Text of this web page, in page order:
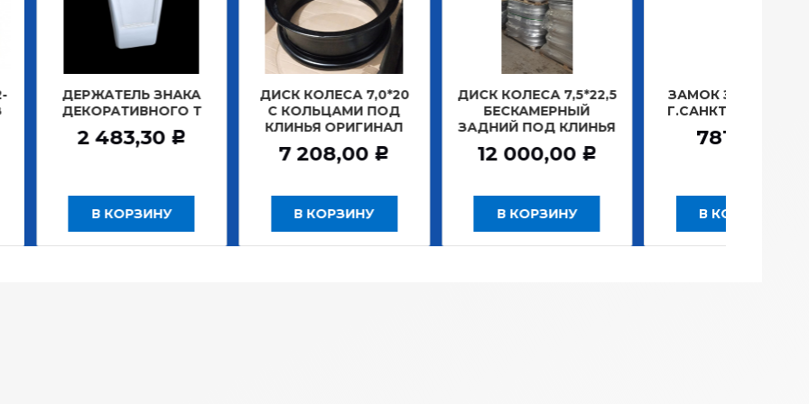
ЗНАКА
Т
Р
ДИСК КОЛЕСА 7,0*20
С КОЛЬЦАМИ ПОД
КЛИНЬЯ ОРИГИНАЛ
Р
ДИСК КОЛЕСА 7,5*22,5
БЕСКАМЕРНЫЙ
ЗАДНИЙ ПОД КЛИНЬЯ
12 000,00 Р
ЗАМОК ЗАЖИГАНИЯ
Г.САНКТ-ПЕТЕРБУРГ
781,20